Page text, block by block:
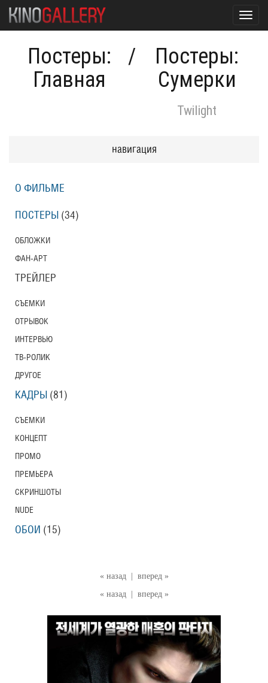
Постеры:
Главная
/
Постеры:
Сумерки
Twilight
« назад
вперед »
« назад
вперед »
навигация
О ФИЛЬМЕ
ПОСТЕРЫ (34)
ОБЛОЖКИ
ФАН-АРТ
ТРЕЙЛЕР
СЪЕМКИ
ОТРЫВОК
ИНТЕРВЬЮ
ТВ-РОЛИК
ДРУГОЕ
КАДРЫ (81)
СЪЕМКИ
КОНЦЕПТ
ПРОМО
ПРЕМЬЕРА
СКРИНШОТЫ
NUDE
ОБОИ (15)